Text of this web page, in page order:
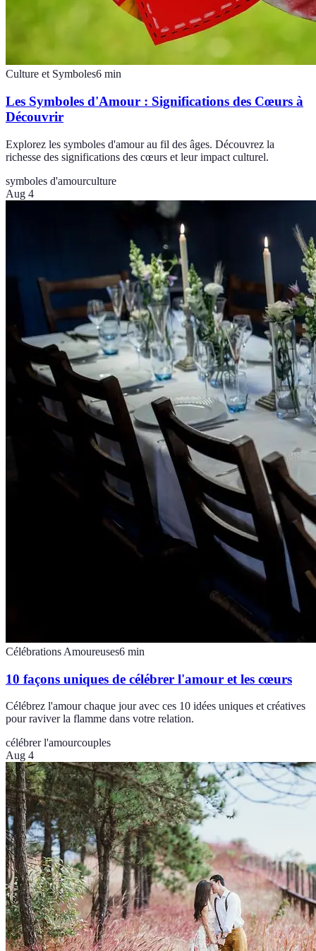
Culture et Symboles6 min
Les Symboles d'Amour : Significations des Cœurs à
Découvrir
Explorez les symboles d'amour au fil des âges. Découvrez la
richesse des significations des cœurs et leur impact culturel.
symboles d'amourculture
Aug 4
Célébrations Amoureuses6 min
10 façons uniques de célébrer l'amour et les cœurs
Célébrez l'amour chaque jour avec ces 10 idées uniques et créatives
pour raviver la flamme dans votre relation.
célébrer l'amourcouples
Aug 4